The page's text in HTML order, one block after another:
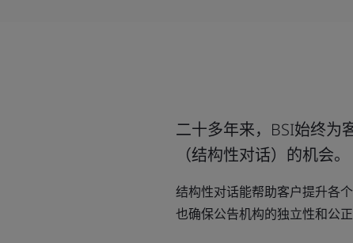
二十多年来，BSI始终为
（结构性对话）的机会。
结构性对话能帮助客户提升各
也确保公告机构的独立性和公